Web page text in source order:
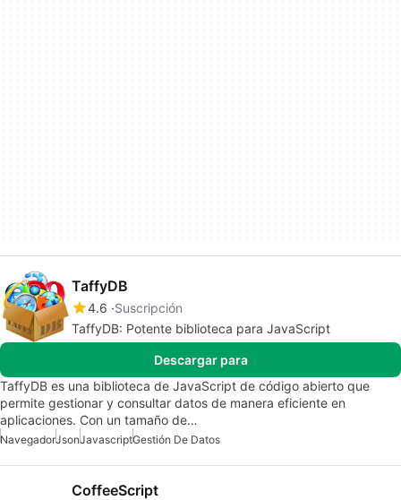
TaffyDB
4.6 Suscripción
TaffyDB: Potente biblioteca para JavaScript
Descargar para
TaffyDB es una biblioteca de JavaScript de código abierto que
permite gestionar y consultar datos de manera eficiente en
aplicaciones. Con un tamaño de…
NavegadorJsonJavascriptGestión De Datos
CoffeeScript